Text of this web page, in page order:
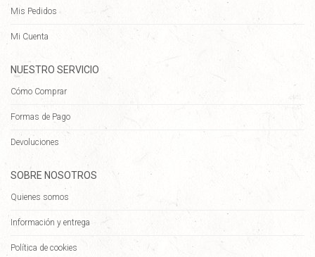
Mis Pedidos
Mi Cuenta
NUESTRO SERVICIO
Cómo Comprar
Formas de Pago
Devoluciones
SOBRE NOSOTROS
Quienes somos
Información y entrega
Política de cookies